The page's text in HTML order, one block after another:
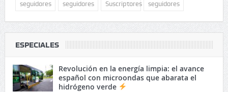
seguidores seguidores Suscriptores seguidores
ESPECIALES
Revolución en la energía limpia: el avance
español con microondas que abarata el
hidrógeno verde